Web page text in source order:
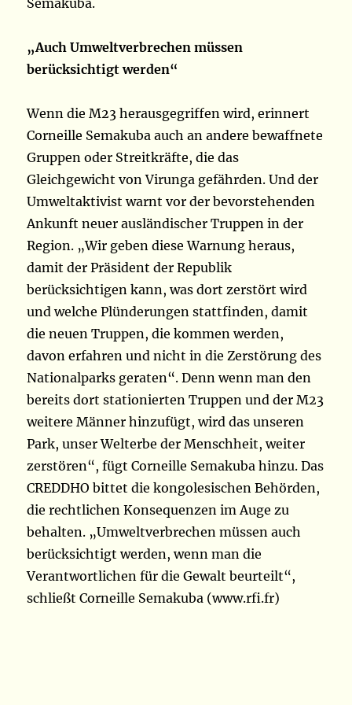
Semakuba.
„Auch Umweltverbrechen müssen
berücksichtigt werden“
Wenn die M23 herausgegriffen wird, erinnert
Corneille Semakuba auch an andere bewaffnete
Gruppen oder Streitkräfte, die das
Gleichgewicht von Virunga gefährden. Und der
Umweltaktivist warnt vor der bevorstehenden
Ankunft neuer ausländischer Truppen in der
Region. „Wir geben diese Warnung heraus,
damit der Präsident der Republik
berücksichtigen kann, was dort zerstört wird
und welche Plünderungen stattfinden, damit
die neuen Truppen, die kommen werden,
davon erfahren und nicht in die Zerstörung des
Nationalparks geraten“. Denn wenn man den
bereits dort stationierten Truppen und der M23
weitere Männer hinzufügt, wird das unseren
Park, unser Welterbe der Menschheit, weiter
zerstören“, fügt Corneille Semakuba hinzu. Das
CREDDHO bittet die kongolesischen Behörden,
die rechtlichen Konsequenzen im Auge zu
behalten. „Umweltverbrechen müssen auch
berücksichtigt werden, wenn man die
Verantwortlichen für die Gewalt beurteilt“,
schließt Corneille Semakuba (www.rfi.fr)